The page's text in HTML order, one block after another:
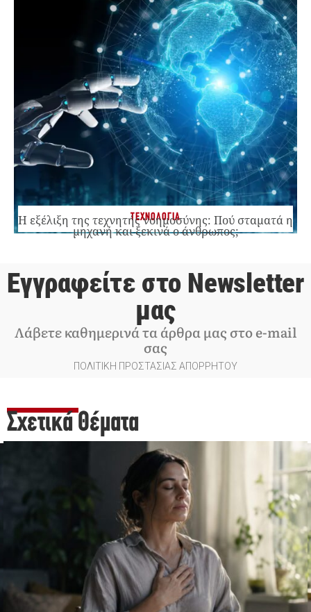
ΤΕΧΝΟΛΟΓΙΑ
Η εξέλιξη της τεχνητής νοημοσύνης: Πού σταματά η
μηχανή και ξεκινά ο άνθρωπος;
Εγγραφείτε στο Newsletter
μας
Λάβετε καθημερινά τα άρθρα μας στο e-mail
σας
ΠΟΛΙΤΙΚΗ ΠΡΟΣΤΑΣΙΑΣ ΑΠΟΡΡΗΤΟΥ
Σχετικά Θέματα